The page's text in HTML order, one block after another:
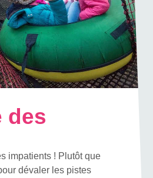
des
impatients ! Plutôt que
dévaler les pistes